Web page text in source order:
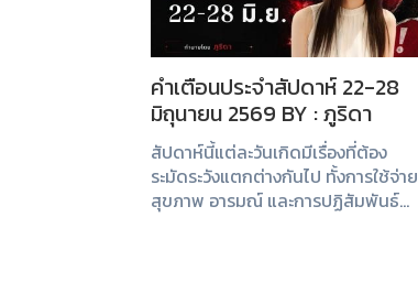
คำเตือนประจำสัปดาห์ 22-28
มิถุนายน 2569 BY : ภูริดา
สัปดาห์นี้แต่ละวันเกิดมีเรื่องที่ต้อง
ระมัดระวังแตกต่างกันไป ทั้งการใช้จ่าย
สุขภาพ อารมณ์ และการปฏิสัมพันธ์